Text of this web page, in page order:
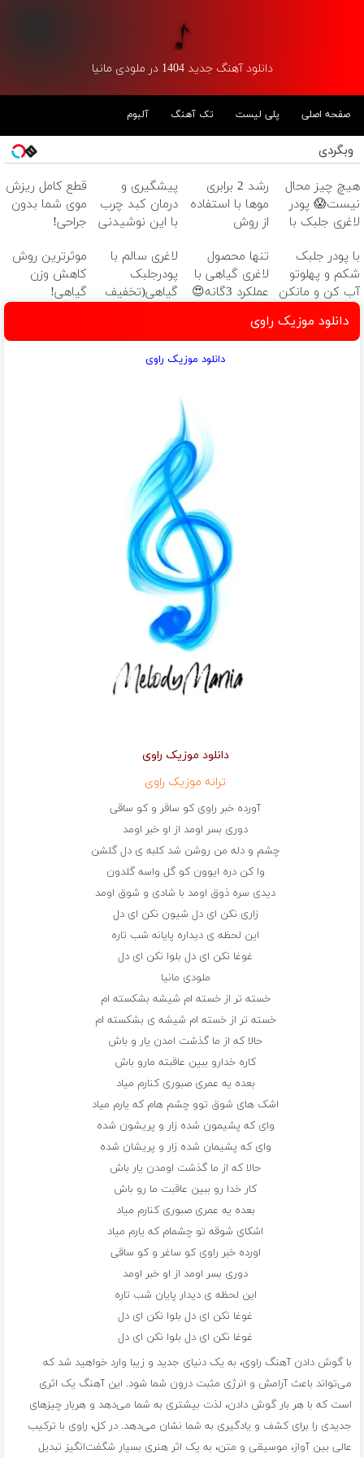
دانلود آهنگ جدید 1404 در ملودی مانیا
صفحه اصلی پلی لیست تک آهنگ آلبوم
وبگردی
هیچ چیز محال
نیست😱 پودر
لاغری جلبک با
منتظرته!
رشد 2 برابری
موها با استفاده
از روش
فقط امروز
پیشگیری و
درمان کبد چرب
با این نوشیدنی
قطع کامل ریزش
موی شما بدون
جراحی!
تضمین کیفیت
با پودر جلبک
شکم و پهلوتو
آب کن و مانکن
شو(تخفیف تا
امشب)
تنها محصول
لاغری گیاهی با
عملکرد 3گانه😍
تخفیف)
لاغری سالم با
پودرجلبک
گیاهی(تخفیف
موثرترین روش
کاهش وزن
گیاهی!
دانلود موزیک راوی
دانلود موزیک راوی
دانلود موزیک راوی
ترانه موزیک راوی
آورده خبر راوی کو ساقر و کو ساقی
دوری بسر اومد از او خبر اومد
چشم و دله من روشن شد کلبه ی دل گلشن
وا کن دره ایوون کو گل واسه گلدون
دیدی سره ذوق اومد با شادی و شوق اومد
زاری نکن ای دل شیون نکن ای دل
این لحظه ی دیداره پایانه شب تاره
غوغا نکن ای دل بلوا نکن ای دل
ملودی مانیا
خسته تر از خسته ام شیشه بشکسته ام
خسته تر از خسته ام شیشه ی بشکسته ام
حالا که از ما گذشت امدن یار و باش
کاره خدارو ببین عاقبته مارو باش
بعده یه عمری صبوری کنارم میاد
اشک های شوق توو چشم هام که یارم میاد
وای که پشیمون شده زار و پریشون شده
وای که پشیمان شده زار و پریشان شده
حالا که از ما گذشت اومدن یار باش
کار خدا رو ببین عاقبت ما رو باش
بعده یه عمری صبوری کنارم میاد
اشکای شوقه تو چشمام که یارم میاد
اورده خبر راوی کو ساغر و کو ساقی
دوری بسر اومد از او خبر اومد
این لحظه ی دیدار پایان شب تاره
غوغا نکن ای دل بلوا نکن ای دل
غوغا نکن ای دل بلوا نکن ای دل
با گوش دادن آهنگ راوی، به یک دنیای جدید و زیبا وارد خواهید شد که
می‌تواند باعث آرامش و انرژی مثبت درون شما شود. این آهنگ یک اثری
است که با هر بار گوش دادن، لذت بیشتری به شما می‌دهد و هربار چیزهای
جدیدی را برای کشف و یادگیری به شما نشان می‌دهد. در کل، راوی با ترکیب
عالی بین آواز، موسیقی و متن، به یک اثر هنری بسیار شگفت‌انگیز تبدیل